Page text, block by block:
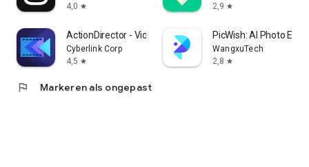
4,0 star
2,9 star
ActionDirector - Video Editing
Cyberlink Corp
4,5 star
PicWish: AI Photo
WangxuTech
2,8 star
flag Markeren als ongepast